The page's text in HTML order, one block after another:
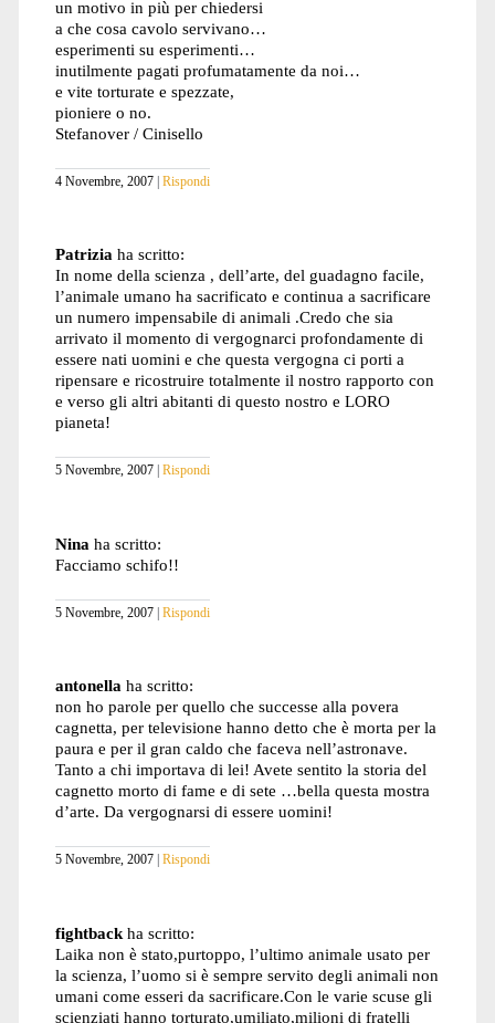
un motivo in più per chiedersi
a che cosa cavolo servivano…
esperimenti su esperimenti…
inutilmente pagati profumatamente da noi…
e vite torturate e spezzate,
pioniere o no.
Stefanover / Cinisello
4 Novembre, 2007 Rispondi
Patrizia ha scritto:
In nome della scienza , dell’arte, del guadagno facile,
l’animale umano ha sacrificato e continua a sacrificare
un numero impensabile di animali .Credo che sia
arrivato il momento di vergognarci profondamente di
essere nati uomini e che questa vergogna ci porti a
ripensare e ricostruire totalmente il nostro rapporto con
e verso gli altri abitanti di questo nostro e LORO
pianeta!
5 Novembre, 2007 Rispondi
Nina ha scritto:
Facciamo schifo!!
5 Novembre, 2007 Rispondi
antonella ha scritto:
non ho parole per quello che successe alla povera
cagnetta, per televisione hanno detto che è morta per la
paura e per il gran caldo che faceva nell’astronave.
Tanto a chi importava di lei! Avete sentito la storia del
cagnetto morto di fame e di sete …bella questa mostra
d’arte. Da vergognarsi di essere uomini!
5 Novembre, 2007 Rispondi
fightback ha scritto:
Laika non è stato,purtoppo, l’ultimo animale usato per
la scienza, l’uomo si è sempre servito degli animali non
umani come esseri da sacrificare.Con le varie scuse gli
scienziati hanno torturato,umiliato,milioni di fratelli